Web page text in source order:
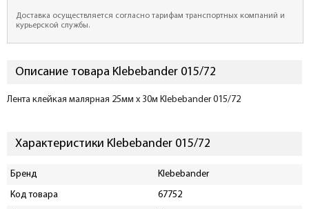
Доставка осуществляется согласно тарифам транспортных компаний и
курьерской службы.
Описание товара Klebebander 015/72
Лента клейкая малярная 25мм x 30м Klebebander 015/72
Характеристики Klebebander 015/72
Бренд
Klebebander
Код товара
67752